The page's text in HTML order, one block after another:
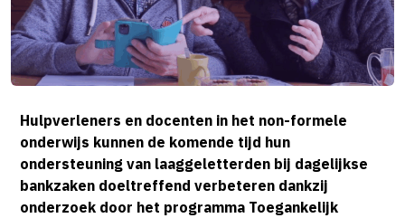
Hulpverleners en docenten in het non-formele
onderwijs kunnen de komende tijd hun
ondersteuning van laaggeletterden bij dagelijkse
bankzaken doeltreffend verbeteren dankzij
onderzoek door het programma Toegankelijk